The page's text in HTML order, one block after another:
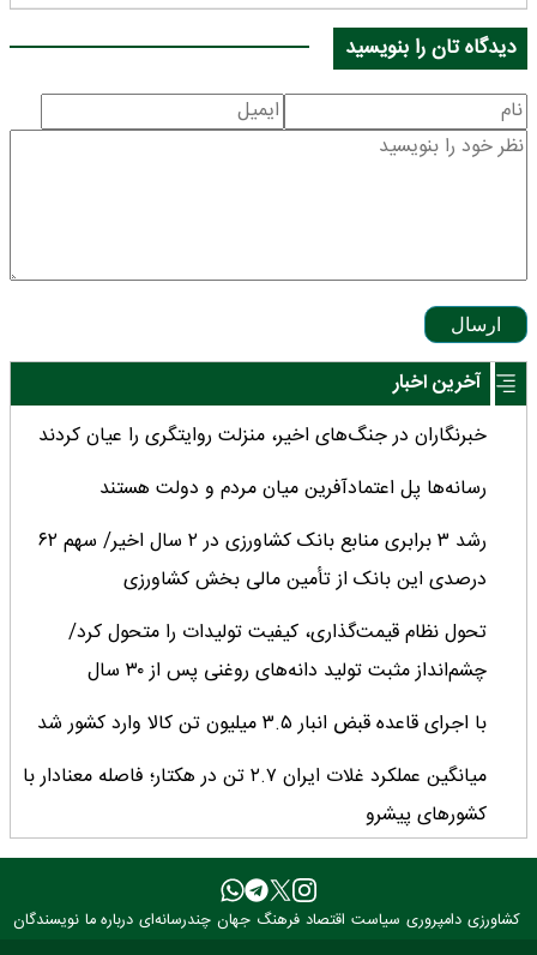
دیدگاه تان را بنویسید
ارسال
آخرین اخبار
خبرنگاران در جنگ‌های اخیر، منزلت روایتگری را عیان کردند
رسانه‌ها پل اعتمادآفرین میان مردم و دولت هستند
رشد ۳ برابری منابع بانک کشاورزی در ۲ سال اخیر/ سهم ۶۲
درصدی این بانک از تأمین مالی بخش کشاورزی
تحول نظام قیمت‌گذاری، کیفیت تولیدات را متحول کرد/
چشم‌انداز مثبت تولید دانه‌های روغنی پس از ۳۰ سال
با اجرای قاعده قبض انبار ۳.۵ میلیون تن کالا وارد کشور شد
میانگین عملکرد غلات ایران ۲.۷ تن در هکتار؛ فاصله معنادار با
کشورهای پیشرو
کارنامه دو ساله جهاد کشاورزی روی میز وزیر
خبرنگاران؛ راویان امید و پیشران توسعه کشاورزی ایرانکشاورزی دامپروری سیاست اقتصاد فرهنگ جهان چندرسانه‌ای درباره ما نویسندگان